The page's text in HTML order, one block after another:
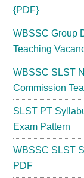
{PDF}
WBSSC Group
Teaching
WBSSC SLST
Commission
SLST PT
Exam Pattern
WBSSC SLST
PDF